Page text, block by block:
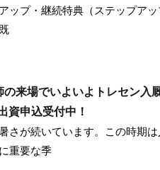
ップ・継続特典（ステップア
の来場でいよいよトレセン入
資申込受付中！
さが続いています。この時期
重要な季